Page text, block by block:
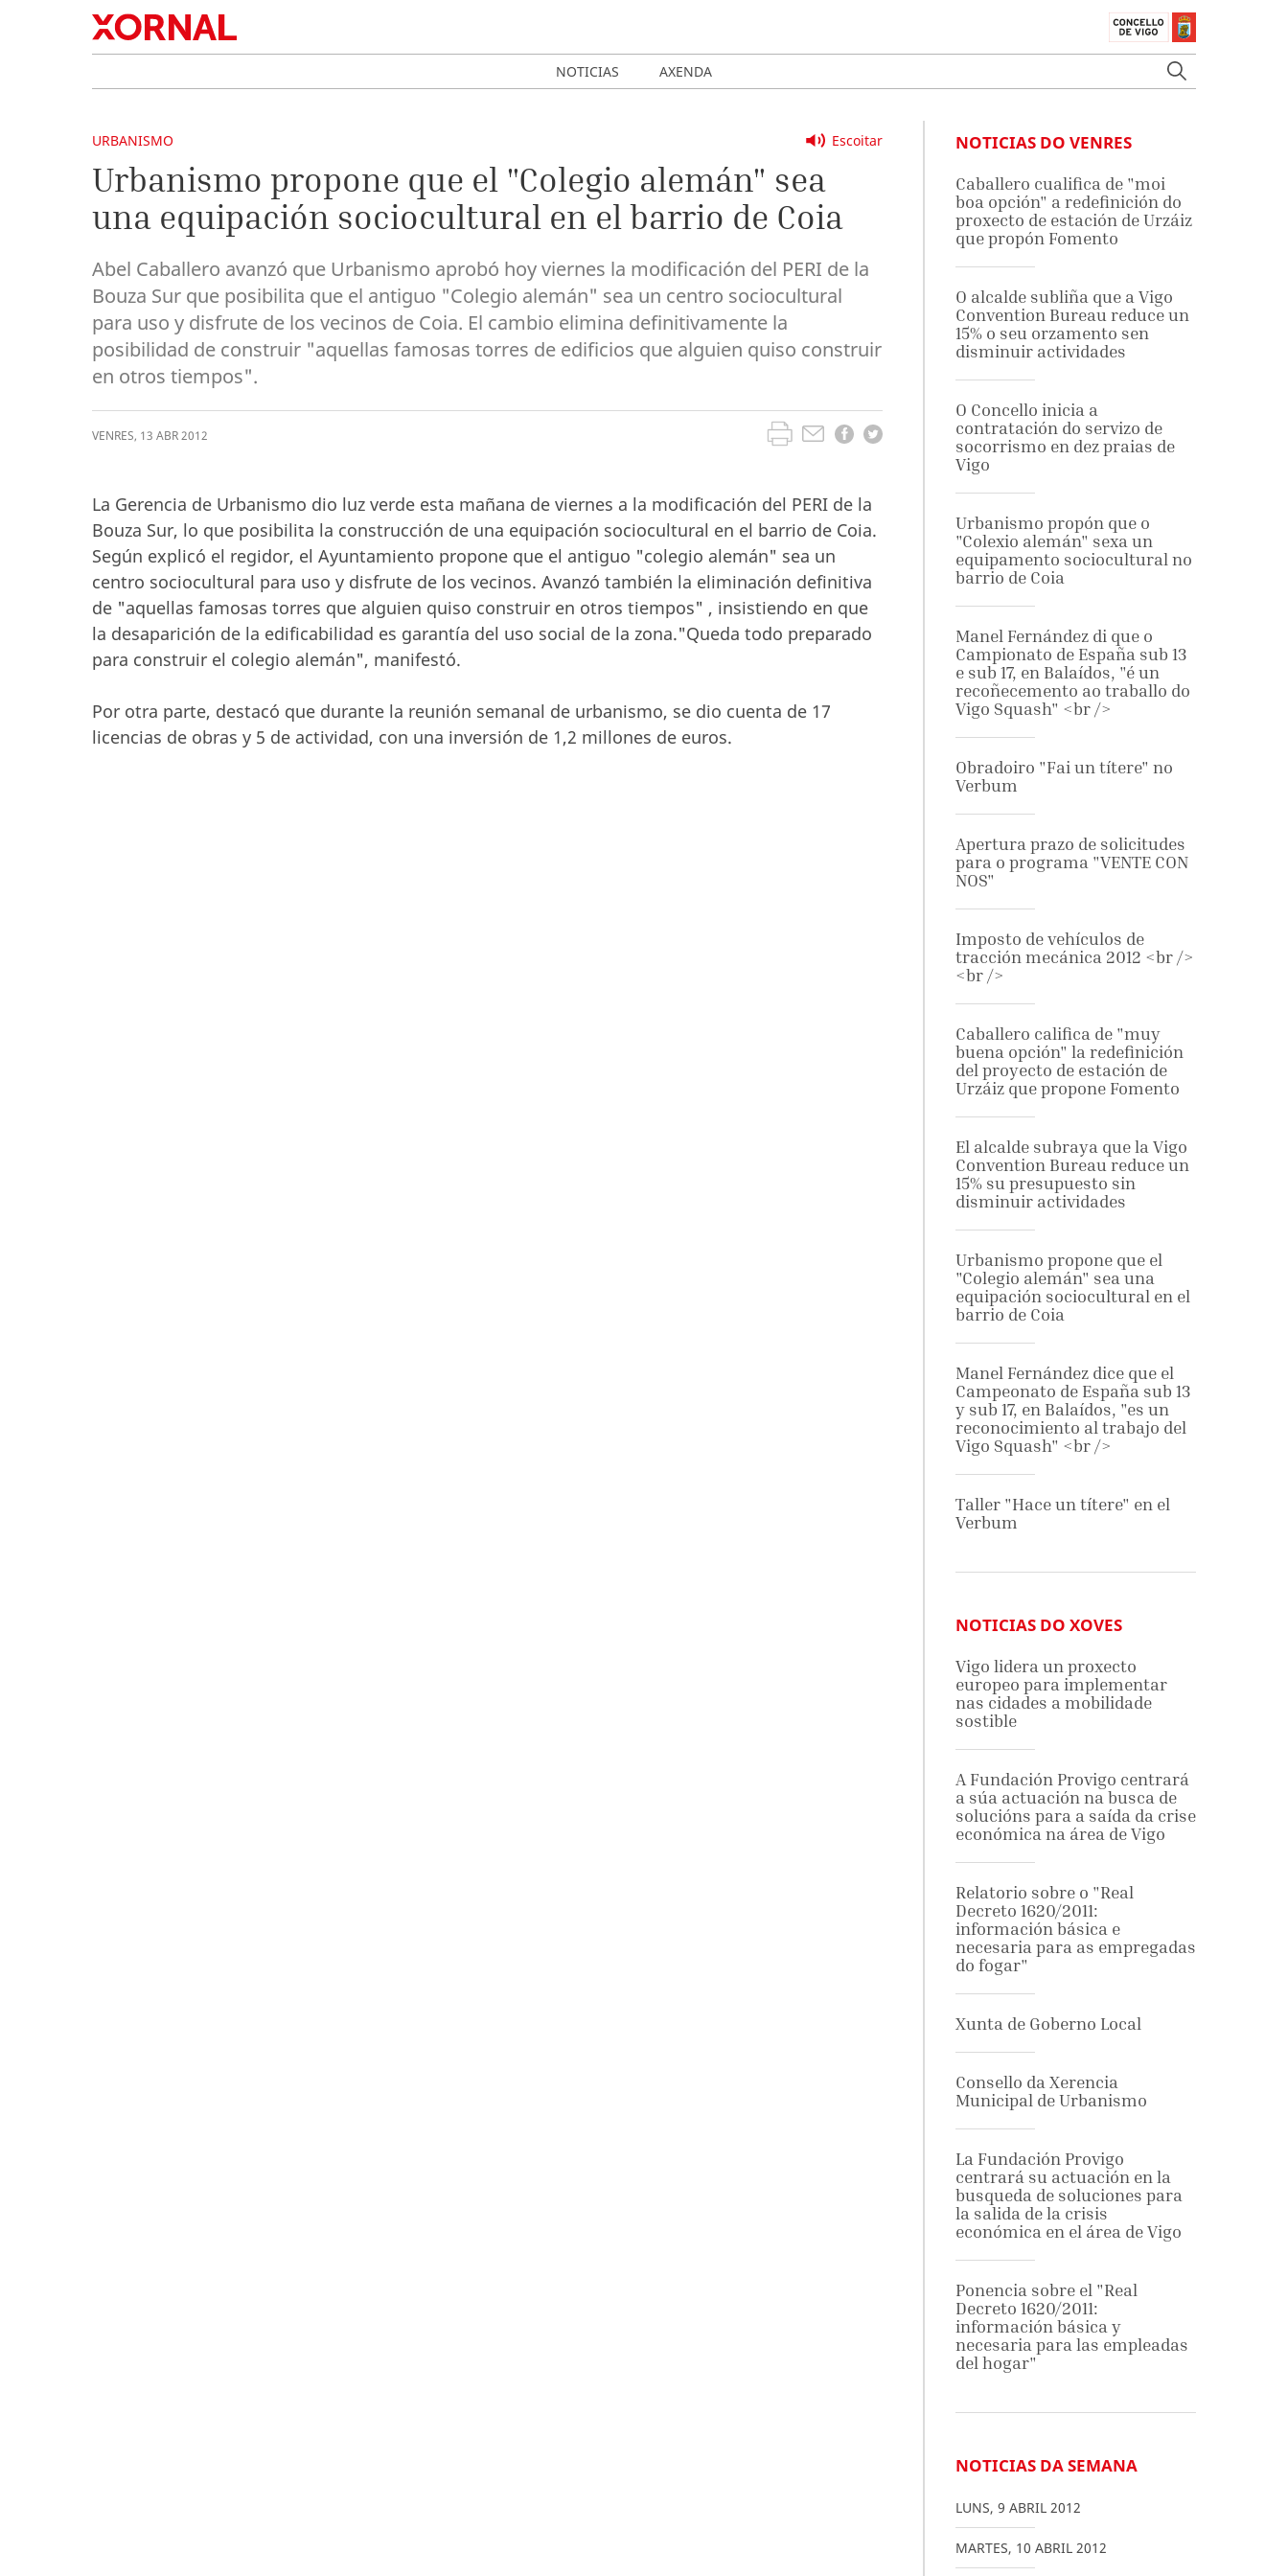
NOTICIAS AXENDA
Escoitar
URBANISMO
Urbanismo propone que el "Colegio alemán" sea
una equipación sociocultural en el barrio de Coia
Abel Caballero avanzó que Urbanismo aprobó hoy viernes la modificación del PERI de la
Bouza Sur que posibilita que el antiguo "Colegio alemán" sea un centro sociocultural
para uso y disfrute de los vecinos de Coia. El cambio elimina definitivamente la
posibilidad de construir "aquellas famosas torres de edificios que alguien quiso construir
en otros tiempos".
VENRES, 13 ABR2012
La Gerencia de Urbanismo dio luz verde esta mañana de viernes a la modificación del PERI de la
Bouza Sur, lo que posibilita la construcción de una equipación sociocultural en el barrio de Coia.
Según explicó el regidor, el Ayuntamiento propone que el antiguo "colegio alemán" sea un
centro sociocultural para uso y disfrute de los vecinos. Avanzó también la eliminación definitiva
de "aquellas famosas torres que alguien quiso construir en otros tiempos" , insistiendo en que
la desaparición de la edificabilidad es garantía del uso social de la zona."Queda todo preparado
para construir el colegio alemán", manifestó.
Por otra parte, destacó que durante la reunión semanal de urbanismo, se dio cuenta de 17
licencias de obras y 5 de actividad, con una inversión de 1,2 millones de euros.
NOTICIAS DO VENRES
Caballero cualifica de "moi
boa opción" a redefinición do
proxecto de estación de Urzáiz
que propón Fomento
O alcalde subliña que a Vigo
Convention Bureau reduce un
15% o seu orzamento sen
disminuir actividades
O Concello inicia a
contratación do servizo de
socorrismo en dez praias de
Vigo
Urbanismo propón que o
"Colexio alemán" sexa un
equipamento sociocultural no
barrio de Coia
Manel Fernández di que o
Campionato de España sub 13
e sub 17, en Balaídos, "é un
recoñecemento ao traballo do
Vigo Squash" <br />
Obradoiro "Fai un títere" no
Verbum
Apertura prazo de solicitudes
para o programa "VENTE CON
NOS"
Imposto de vehículos de
tracción mecánica 2012 <br />
<br />
Caballero califica de "muy
buena opción" la redefinición
del proyecto de estación de
Urzáiz que propone Fomento
El alcalde subraya que la Vigo
Convention Bureau reduce un
15% su presupuesto sin
disminuir actividades
Urbanismo propone que el
"Colegio alemán" sea una
equipación sociocultural en el
barrio de Coia
Manel Fernández dice que el
Campeonato de España sub 13
y sub 17, en Balaídos, "es un
reconocimiento al trabajo del
Vigo Squash" <br />
Taller "Hace un títere" en el
Verbum
NOTICIAS DO XOVES
Vigo lidera un proxecto
europeo para implementar
nas cidades a mobilidade
sostible
A Fundación Provigo centrará
a súa actuación na busca de
solucións para a saída da crise
económica na área de Vigo
Relatorio sobre o "Real
Decreto 1620/2011:
información básica e
necesaria para as empregadas
do fogar"
Xunta de Goberno Local
Consello da Xerencia
Municipal de Urbanismo
La Fundación Provigo
centrará su actuación en la
busqueda de soluciones para
la salida de la crisis
económica en el área de Vigo
Ponencia sobre el "Real
Decreto 1620/2011:
información básica y
necesaria para las empleadas
del hogar"
NOTICIAS DA SEMANA
LUNS, 9 ABRIL 2012
MARTES, 10 ABRIL 2012